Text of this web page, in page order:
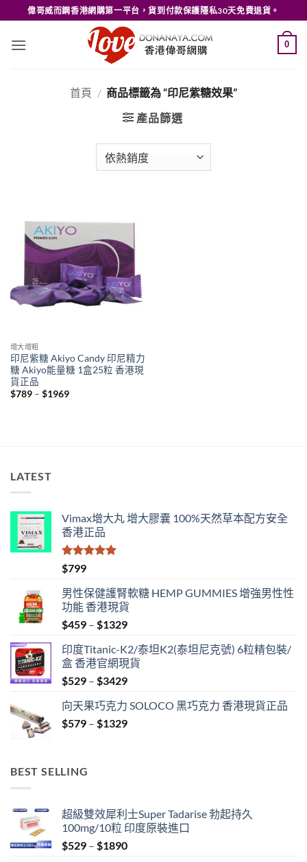
to
content
偉哥威而鋼香港網購第一平台，貨到付款保護隱私30天免費退貨。
0
首頁 / 商品標籤為 “印尼紫糖效果”
產品篩選
增大增粗
印尼紫糖 Akiyo Candy 印尼精力
糖 Akiyo能量糖 1盒25粒 香港現
貨正品
$789 – $1969Price
LATEST
Vimax增大丸 增大膠囊 100%天然草本配方安全
香港正品
評分
滿分 5
$799
男性保健護腎軟糖 HEMP GUMMIES 增強男性性
功能 香港現貨
$459 – $1329Price
$459
through
$1329
印度Titanic-K2/泰坦K2(泰坦尼克號) 6粒精包裝/
盒 香港官網現貨
$529 – $3429Price
$529
through
向天果巧克力 SOLOCO 黑巧克力 香港現貨正品
$579 – $1329Price
BEST SELLING
超級雙效犀利士Super Tadarise 勃起持久
100mg/10粒 印度原裝進口
$529 – $1890Price